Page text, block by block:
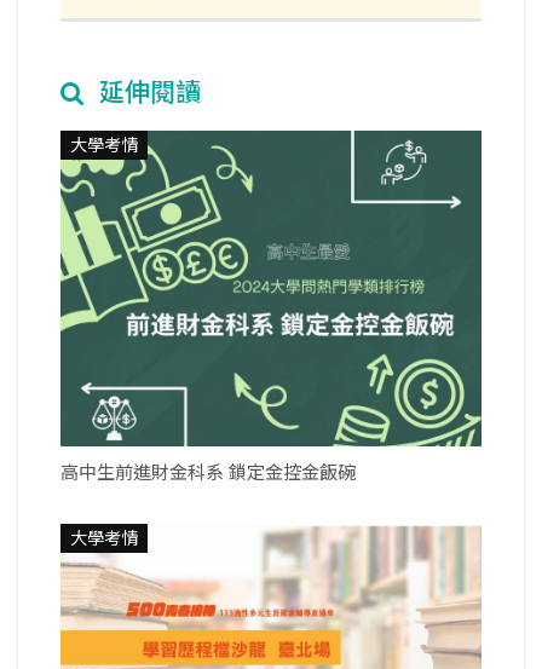
延伸閱讀
大學考情
高中生前進財金科系 鎖定金控金飯碗
大學考情